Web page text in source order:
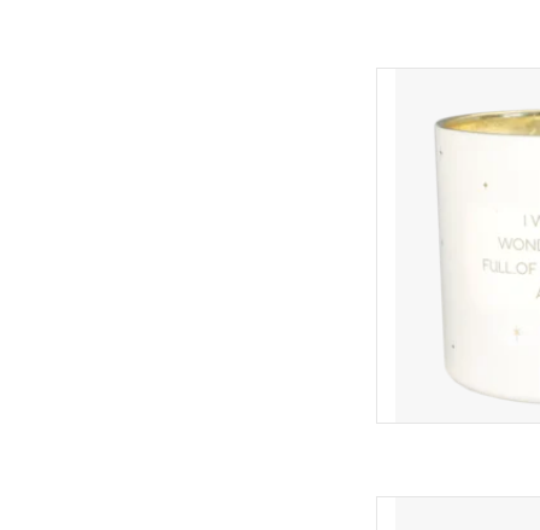
sojawas. Deze
heeft 2